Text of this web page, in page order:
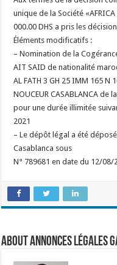
unique de la Société «AFRICA
000.00 DHS a pris les
Éléments modificatifs :
– Nomination de la
AIT SAID de nationalité
AL FATH 3 GH 25 IMM 165 N
NOUCEUR CASABLANCA de
pour une durée illimitée
2021
– Le dépôt légal a été
Casablanca sous
N° 789681 en date du 12/08/
About Annonces légales